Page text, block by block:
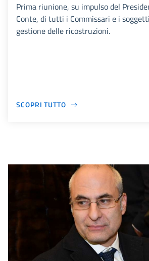
Prima riunione, su impulso del
Conte, di tutti i Commissari e i
gestione delle ricostruzioni.
SCOPRI TUTTO